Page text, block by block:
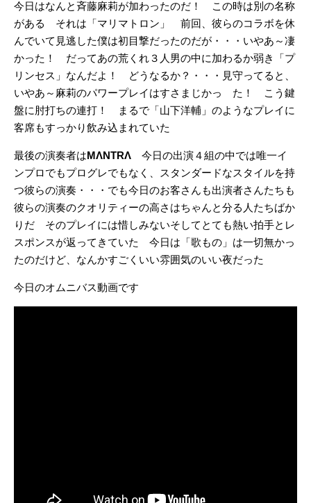
今日はなんと斉藤麻莉が加わったのだ！ この時は別の名称
がある それは「マリマトロン」 前回、彼らのコラボを休
んでいて見逃した僕は初目撃だったのだが・・・いやあ～凄
かった！ だってあの荒くれ３人男の中に加わるか弱き「プ
リンセス」なんだよ！ どうなるか？・・・見守ってると、
いやあ～麻莉のパワープレイはすさまじかっ た！ こう鍵
盤に肘打ちの連打！ まるで「山下洋輔」のようなプレイに
客席もすっかり飲み込まれていた
最後の演奏者はMΛNTRΛ 今日の出演４組の中では唯一イ
ンプロでもプログレでもなく、スタンダードなスタイルを持
つ彼らの演奏・・・でも今日のお客さんも出演者さんたちも
彼らの演奏のクオリティーの高さはちゃんと分る人たちばか
りだ そのプレイには惜しみないそしてとても熱い拍手とレ
スポンスが返ってきていた 今日は「歌もの」は一切無かっ
たのだけど、なんかすごくいい雰囲気のいい夜だった
今日のオムニバス動画です